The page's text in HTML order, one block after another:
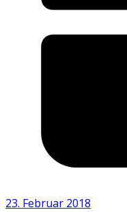
23. Februar 2018